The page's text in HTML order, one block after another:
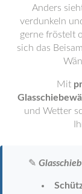
Anders
verdunkeln
gerne fröstelt
sich das
Mit
und Wetter
✎